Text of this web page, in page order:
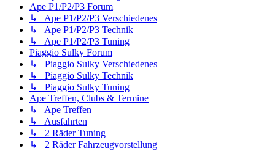
Ape P1/P2/P3 Forum
↳ Ape P1/P2/P3 Verschiedenes
↳ Ape P1/P2/P3 Technik
↳ Ape P1/P2/P3 Tuning
Piaggio Sulky Forum
↳ Piaggio Sulky Verschiedenes
↳ Piaggio Sulky Technik
↳ Piaggio Sulky Tuning
Ape Treffen, Clubs & Termine
↳ Ape Treffen
↳ Ausfahrten
↳ 2 Räder Tuning
↳ 2 Räder Fahrzeugvorstellung